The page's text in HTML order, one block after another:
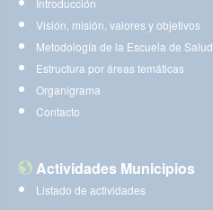
Visión, misión, valores y objetivos
Metodología de la Escuela de Salud
Estructura por áreas temáticas
Organigrama
Contacto
Actividades Municipios
Listado de actividades